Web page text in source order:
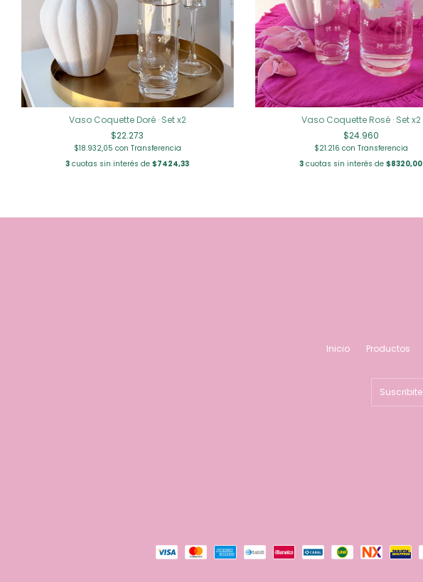
Vaso Coquette Doré · Set x2
$22.273
$18.932,05 con Transferencia
3 cuotas sin interés de$7424,33
Vaso Coquette Rosé · Set x2
$24.960
$21.216 con Transferencia
3 cuotas sin interés de$8320,00
Inicio Productos